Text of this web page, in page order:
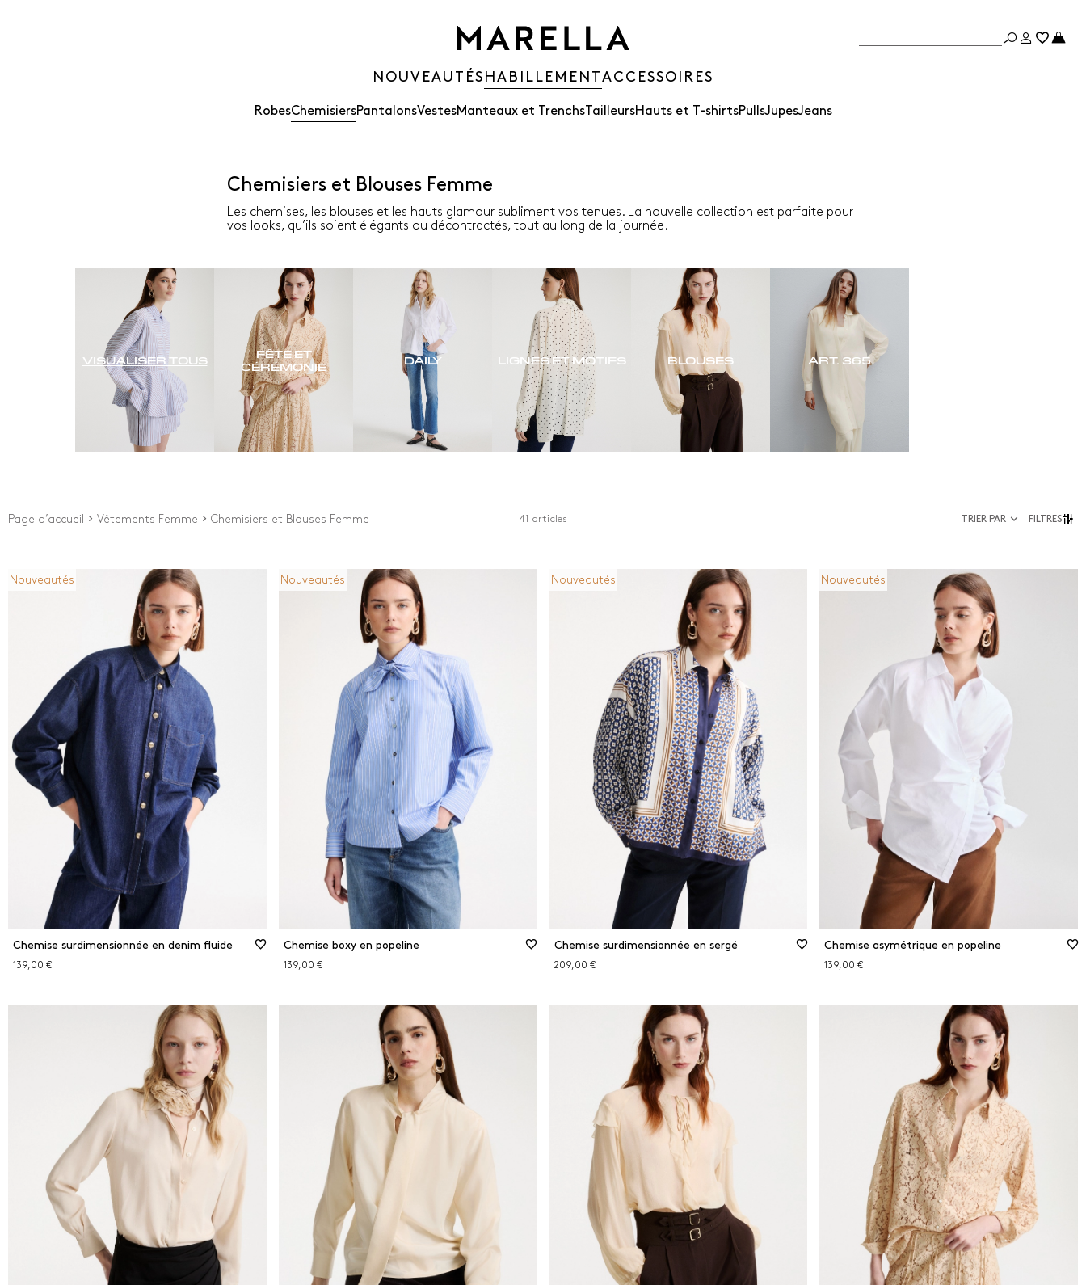
NOUVEAUTÉS HABILLEMENTACCESSOIRES
RobesChemisiersPantalonsVestesManteaux et TrenchsTailleursHauts et T-shirtsPullsJupesJeans
Chemisiers et Blouses Femme
Les chemises, les blouses et les hauts glamour subliment vos tenues. La nouvelle collection est parfaite pour
vos looks, qu’ils soient élégants ou décontractés, tout au long de la journée.
VISUALISER TOUS
FÊTE ET
CÉRÉMONIE
DAILY LIGNES ET MOTIFS BLOUSES ART. 365
Page d’accueil Vêtements Femme Chemisiers et Blouses Femme 41 articles TRIER PAR FILTRES
Prix Couleur Manches Taille
Depuis
New Arrivals
Blanc et beige
Imprimés et motifs
Jaune
Noir
Rose
Rouge
Manches courtes
Manches longues
Guide des tailles
ÉLIMINER LES FILTRES FILTRER
Nouveautés
Chemise surdimensionnée en denim fluide
139,00 €
Nouveautés
Chemise boxy en popeline
139,00 €
Nouveautés
Chemise surdimensionnée en sergé
209,00 €
Nouveautés
Chemise asymétrique en popeline
139,00 €